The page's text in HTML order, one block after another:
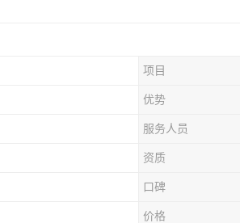
项目
优势
服务人员
资质
口碑
价格